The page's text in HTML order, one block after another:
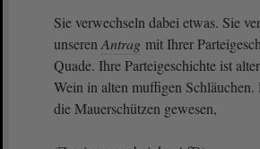
Sie verwechseln dabei etwas. Sie
unseren Antrag mit Ihrer
Quade. Ihre Parteigeschichte ist
Wein in alten muffigen Schläuchen.
die Mauerschützen gewesen,